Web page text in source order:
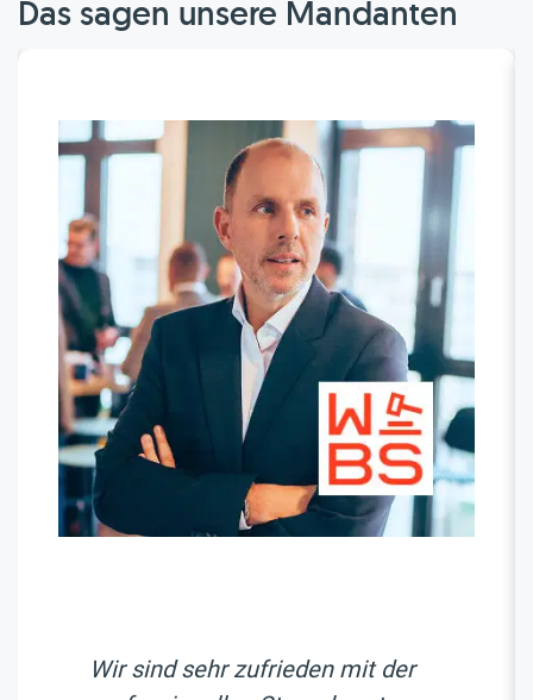
Das sagen unsere Mandanten
Wir sind sehr zufrieden mit der